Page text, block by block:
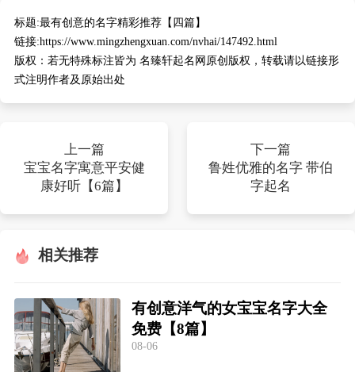
标题:最有创意的名字精彩推荐【四篇】
链接:https://www.mingzhengxuan.com/nvhai/147492.html
版权： 若无特殊标注皆为 名臻轩起名网原创版权，转载请以链接形
式注明作者及原始出处
上一篇
宝宝名字寓意平安健
康好听【6篇】
下一篇
鲁姓优雅的名字 带伯
字起名
相关推荐
有创意洋气的女宝宝名字大全
免费【8篇】
08-06